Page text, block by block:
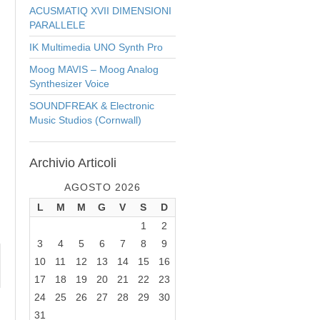
ACUSMATIQ XVII DIMENSIONI
PARALLELE
IK Multimedia UNO Synth Pro
Moog MAVIS – Moog Analog
Synthesizer Voice
SOUNDFREAK & Electronic
Music Studios (Cornwall)
Archivio Articoli
AGOSTO 2026
L
M M G V S
D
1
2
3
4 5 6 7 8
9
10
11 12 13 14 15
16
17
18 19 20 21 22
23
24
25 26 27 28 29
30
31